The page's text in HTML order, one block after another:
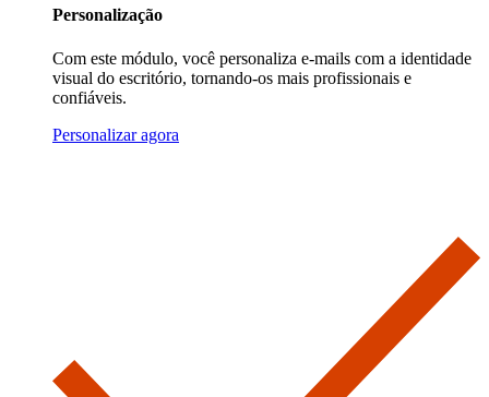
Personalização
Com este módulo, você personaliza e-mails com a identidade
visual do escritório, tornando-os mais profissionais e
confiáveis.
Personalizar agora